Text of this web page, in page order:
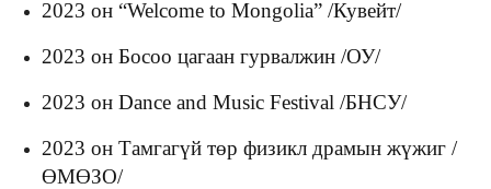
2023 он “Welcome to Mongolia” /Кувейт/
2023 он Босоо цагаан гурвалжин /ОУ/
2023 он Dance and Music Festival /БНСУ/
2023 он Тамгагүй төр физикл драмын жүжиг /
ӨМӨЗО/